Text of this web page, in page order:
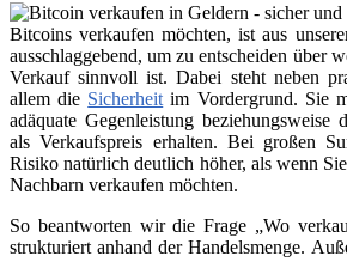
Bitcoins verkaufen möchten, ist aus
ausschlaggebend, um zu entscheiden über
Verkauf sinnvoll ist. Dabei steht neben
allem die Sicherheit im Vordergrund. Sie
adäquate Gegenleistung beziehungsweise
als Verkaufspreis erhalten. Bei großen
Risiko natürlich deutlich höher, als wenn
Nachbarn verkaufen möchten.
So beantworten wir die Frage „Wo
strukturiert anhand der Handelsmenge.